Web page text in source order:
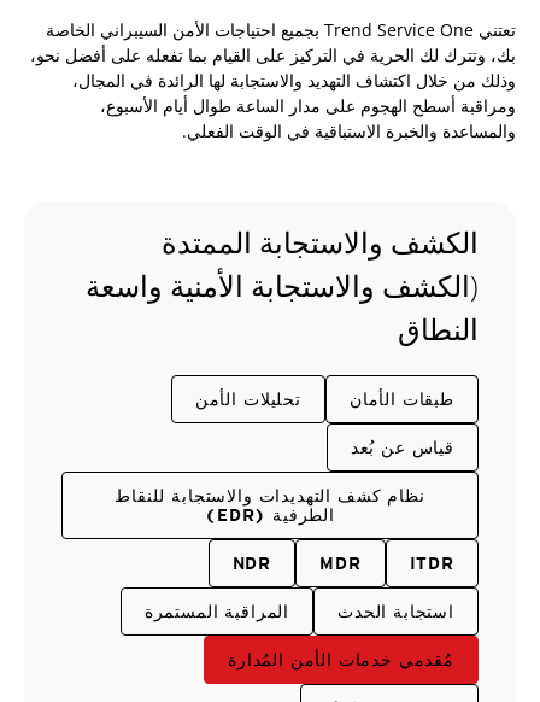
تعتني Trend Service One بجميع احتياجات الأمن السيبراني الخاصة
بك، وتترك لك الحرية في التركيز على القيام بما تفعله على أفضل نحو،
وذلك من خلال اكتشاف التهديد والاستجابة لها الرائدة في المجال،
ومراقبة أسطح الهجوم على مدار الساعة طوال أيام الأسبوع،
والمساعدة والخبرة الاستباقية في الوقت الفعلي.
الكشف والاستجابة الممتدة
(الكشف والاستجابة الأمنية واسعة
النطاق
طبقات الأمان تحليلات الأمن
قياس عن بُعد
نظام كشف التهديدات والاستجابة للنقاط
الطرفية (EDR)
ITDR
MDR
NDR
استجابة الحدث المراقبة المستمرة
مُقدمي خدمات الأمن المُدارة